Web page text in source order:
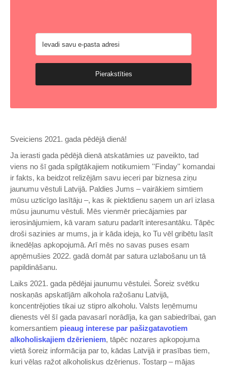
Pierakstīties
Sveiciens 2021. gada pēdējā dienā!
Ja ierasti gada pēdējā dienā atskatāmies uz paveikto, tad
viens no šī gada spilgtākajiem notikumiem ''Finday'' komandai
ir fakts, ka beidzot relizējām savu ieceri par biznesa ziņu
jaunumu vēstuli Latvijā. Paldies Jums – vairākiem simtiem
mūsu uzticīgo lasītāju –, kas ik piektdienu saņem un arī izlasa
mūsu jaunumu vēstuli. Mēs vienmēr priecājamies par
ierosinājumiem, kā varam saturu padarīt interesantāku. Tāpēc
droši sazinies ar mums, ja ir kāda ideja, ko Tu vēl gribētu lasīt
iknedēļas apkopojumā. Arī mēs no savas puses esam
apņēmušies 2022. gadā domāt par satura uzlabošanu un tā
papildināšanu.
Laiks 2021. gada pēdējai jaunumu vēstulei. Šoreiz svētku
noskaņās apskatījām alkohola ražošanu Latvijā,
koncentrējoties tikai uz stipro alkoholu. Valsts Ieņēmumu
dienests vēl šī gada pavasarī norādīja, ka gan sabiedrībai, gan
komersantiem pieaug interese par pašizgatavotiem
alkoholiskajiem dzērieniem, tāpēc nozares apkopojuma
vietā šoreiz informācija par to, kādas Latvijā ir prasības tiem,
kuri vēlas ražot alkoholiskus dzērienus. Tostarp – mājas